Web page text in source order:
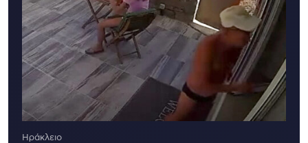
Ηράκλειο